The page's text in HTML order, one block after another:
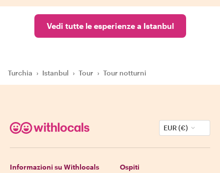
Vedi tutte le esperienze a Istanbul
Turchia › Istanbul › Tour › Tour notturni
EUR (€)
Informazioni su Withlocals Ospiti